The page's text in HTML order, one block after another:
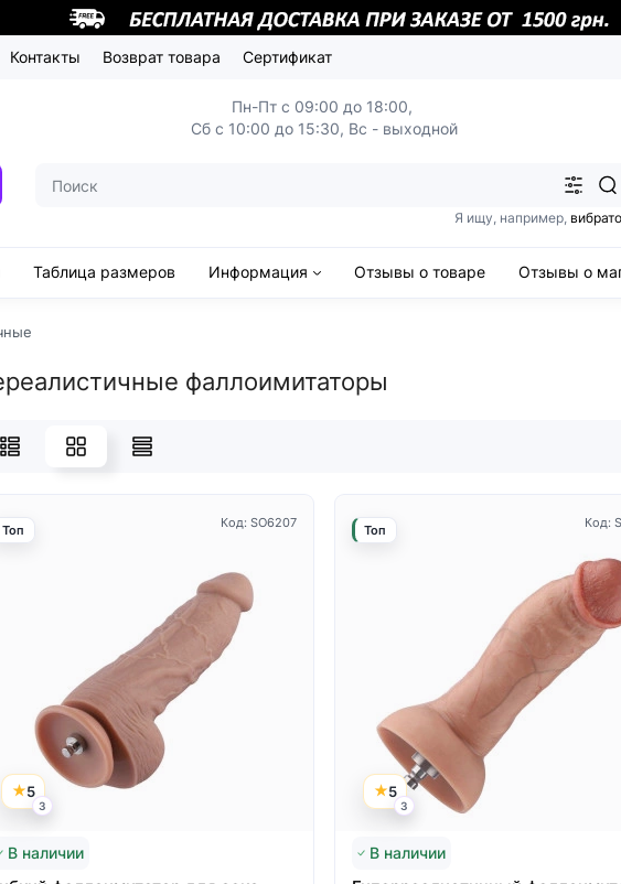
Контакты Возврат товара Сертификат
Пн-Пт с 09:00 до 18:00,
Сб с 10:00 до 15:30, Вс - выходной
Я ищу, например,
Таблица размеров Информация Отзывы о товаре Отзывы о
фаллоимитаторы
Код: SO6207
5
3
Топ
В наличии
Код:
5
3
Топ
В наличии